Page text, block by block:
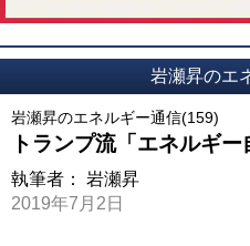
岩瀬昇のエ
岩瀬昇のエネルギー通信(159)
トランプ流「エネルギ
執筆者： 岩瀬昇
2019年7月2日